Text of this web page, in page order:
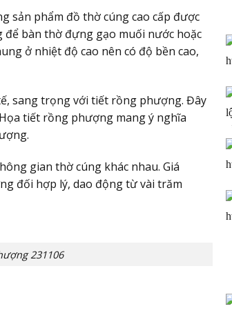
sản phẩm đồ thờ cúng cao cấp được
bàn thờ đựng gạo muối nước hoặc
ở nhiệt độ cao nên có độ bền cao,
sang trọng với tiết rồng phượng. Đây
tiết rồng phượng mang ý nghĩa
gian thờ cúng khác nhau. Giá
đối hợp lý, dao động từ vài trăm
231106